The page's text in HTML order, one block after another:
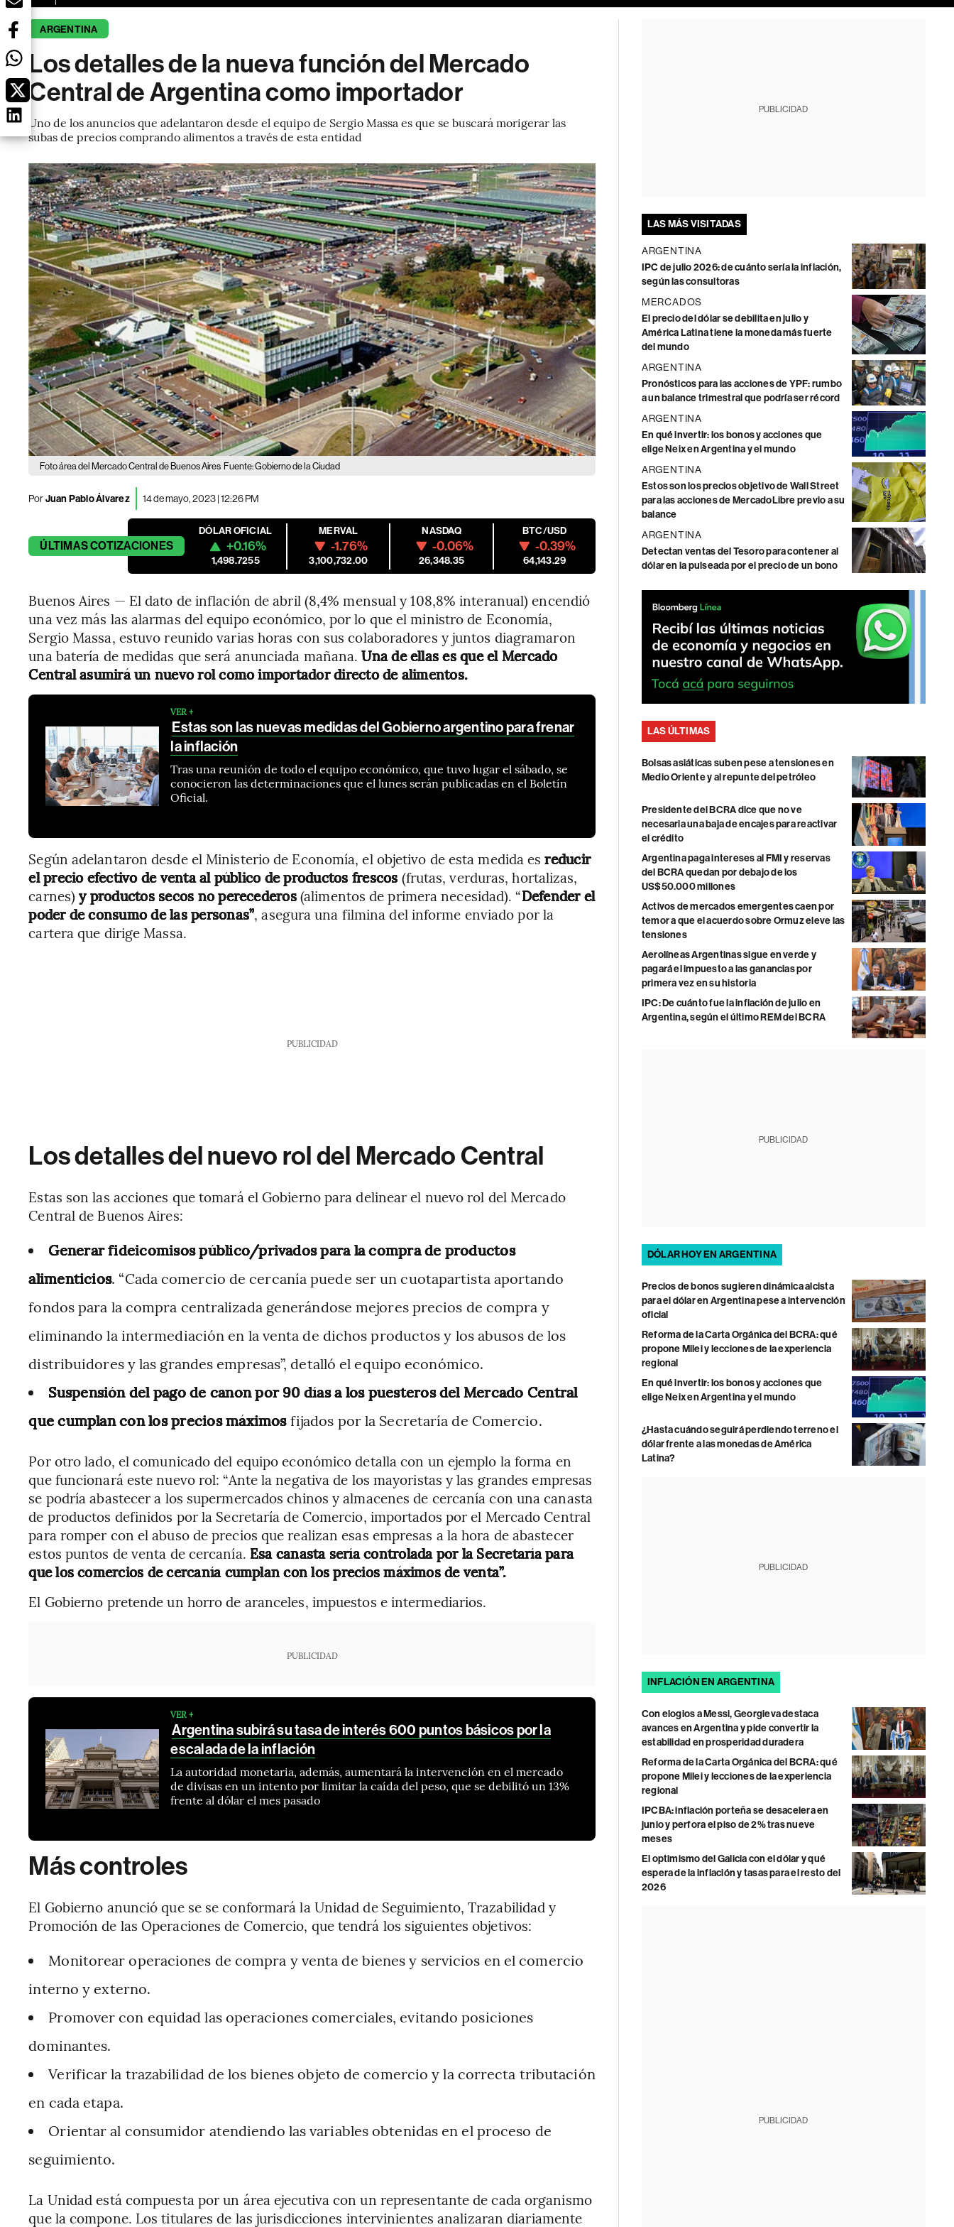
ARGENTINA
Los detalles de la nueva función del Mercado
Central de Argentina como importador
Uno de los anuncios que adelantaron desde el equipo de Sergio Massa es que se buscará morigerar las
subas de precios comprando alimentos a través de esta entidad
Foto área del Mercado Central de Buenos Aires Fuente: Gobierno de la Ciudad
PorJuan Pablo Álvarez 14 de mayo, 2023 | 12:26 PM
ÚLTIMASCOTIZACIONES
DÓLAR OFICIAL
+0.16%
1,498.7255
MERVAL
-1.76%
3,100,732.00
NASDAQ
-0.06%
26,348.35
BTC/USD
-0.39%
64,143.29
Buenos Aires — El dato de inflación de abril (8,4% mensual y 108,8% interanual) encendió
una vez más las alarmas del equipo económico, por lo que el ministro de Economía,
Sergio Massa, estuvo reunido varias horas con sus colaboradores y juntos diagramaron
una batería de medidas que será anunciada mañana.Una de ellas es que el Mercado
Central asumirá un nuevo rol como importador directo de alimentos.
VER +
Estas son las nuevas medidas del Gobierno argentino para frenar
la inflación
Tras una reunión de todo el equipo económico, que tuvo lugar el sábado, se
conocieron las determinaciones que el lunes serán publicadas en el Boletín
Oficial.
Según adelantaron desde el Ministerio de Economía, el objetivo de esta medida esreducir
el precio efectivo de venta al público de productos frescos (frutas, verduras, hortalizas,
carnes) y productos secos no perecederos(alimentos de primera necesidad). “Defender el
poder de consumo de las personas”, asegura una filmina del informe enviado por la
cartera que dirige Massa.
PUBLICIDAD
Los detalles del nuevo rol del Mercado Central
Estas son las acciones que tomará el Gobierno para delinear el nuevo rol del Mercado
Central de Buenos Aires:
Generar fideicomisos público/privados para la compra de productos
alimenticios. “Cada comercio de cercanía puede ser un cuotapartista aportando
fondos para la compra centralizada generándose mejores precios de compra y
eliminando la intermediación en la venta de dichos productos y los abusos de los
distribuidores y las grandes empresas”, detalló el equipo económico.
Suspensión del pago de canon por 90 días a los puesteros del Mercado Central
que cumplan con los precios máximosfijados por la Secretaría de Comercio.
Por otro lado, el comunicado del equipo económico detalla con un ejemplo la forma en
que funcionará este nuevo rol: “Ante la negativa de los mayoristas y las grandes empresas
se podría abastecer a los supermercados chinos y almacenes de cercanía con una canasta
de productos definidos por la Secretaría de Comercio, importados por el Mercado Central
para romper con el abuso de precios que realizan esas empresas a la hora de abastecer
estos puntos de venta de cercanía. Esa canasta sería controlada por la Secretaría para
que los comercios de cercanía cumplan con los precios máximos de venta”.
El Gobierno pretende un horro de aranceles, impuestos e intermediarios.
PUBLICIDAD
VER +
Argentina subirá su tasa de interés 600 puntos básicos por la
escalada de la inflación
La autoridad monetaria, además, aumentará la intervención en el mercado
de divisas en un intento por limitar la caída del peso, que se debilitó un 13%
frente al dólar el mes pasado
Más controles
El Gobierno anunció que se se conformará la Unidad de Seguimiento, Trazabilidad y
Promoción de las Operaciones de Comercio, que tendrá los siguientes objetivos:
Monitorear operaciones de compra y venta de bienes y servicios en el comercio
interno y externo.
Promover con equidad las operaciones comerciales, evitando posiciones
dominantes.
Verificar la trazabilidad de los bienes objeto de comercio y la correcta tributación
en cada etapa.
Orientar al consumidor atendiendo las variables obtenidas en el proceso de
seguimiento.
La Unidad está compuesta por un área ejecutiva con un representante de cada organismo
que la compone. Los titulares de las jurisdicciones intervinientes analizaran diariamente
PUBLICIDAD
LAS MÁS VISITADAS
ARGENTINA
IPC de julio 2026: de cuánto sería la inflación,
según las consultoras
MERCADOS
El precio del dólar se debilita en julio y
América Latina tiene la moneda más fuerte
del mundo
ARGENTINA
Pronósticos para las acciones de YPF: rumbo
a un balance trimestral que podría ser récord
ARGENTINA
En qué invertir: los bonos y acciones que
elige Neix en Argentina y el mundo
ARGENTINA
Estos son los precios objetivo de Wall Street
para las acciones de MercadoLibre previo a su
balance
ARGENTINA
Detectan ventas del Tesoro para contener al
dólar en la pulseada por el precio de un bono
LAS ÚLTIMAS
Bolsas asiáticas suben pese a tensiones en
Medio Oriente y al repunte del petróleo
Presidente del BCRA dice que no ve
necesaria una baja de encajes para reactivar
el crédito
Argentina paga intereses al FMI y reservas
del BCRA quedan por debajo de los
US$50.000 millones
Activos de mercados emergentes caen por
temor a que el acuerdo sobre Ormuz eleve las
tensiones
Aerolíneas Argentinas sigue en verde y
pagará el impuesto a las ganancias por
primera vez en su historia
IPC: De cuánto fue la inflación de julio en
Argentina, según el último REM del BCRA
PUBLICIDAD
DÓLAR HOY EN ARGENTINA
Precios de bonos sugieren dinámica alcista
para el dólar en Argentina pese a intervención
oficial
Reforma de la Carta Orgánica del BCRA: qué
propone Milei y lecciones de la experiencia
regional
En qué invertir: los bonos y acciones que
elige Neix en Argentina y el mundo
¿Hasta cuándo seguirá perdiendo terreno el
dólar frente a las monedas de América
Latina?
PUBLICIDAD
INFLACIÓN EN ARGENTINA
Con elogios a Messi, Georgieva destaca
avances en Argentina y pide convertir la
estabilidad en prosperidad duradera
Reforma de la Carta Orgánica del BCRA: qué
propone Milei y lecciones de la experiencia
regional
IPCBA: inflación porteña se desacelera en
junio y perfora el piso de 2% tras nueve
meses
El optimismo del Galicia con el dólar y qué
espera de la inflación y tasas para el resto del
2026
PUBLICIDAD